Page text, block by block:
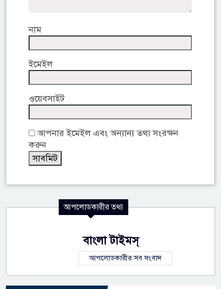
নাম
ইমেইল
ওয়েবসাইট
আপনার ইমেইল এবং অন্যান্য তথ্য সংরক্ষন
করুন
আপলোডকারীর তথ্য
বাংলা টাইমস্
আপলোডকারীর সব সংবাদ